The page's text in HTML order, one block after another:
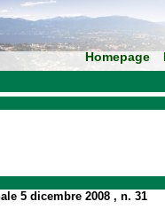
Homepage
5 dicembre 2008, n. 31